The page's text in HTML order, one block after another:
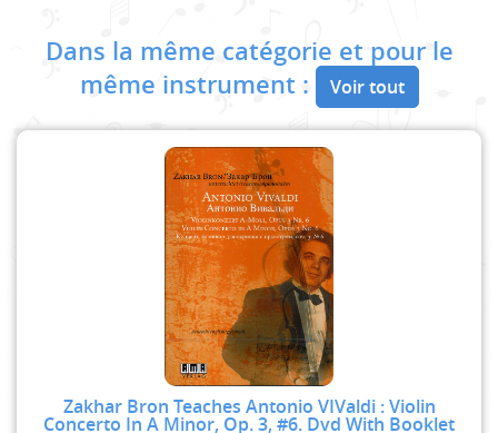
Dans la même catégorie et pour le
même instrument :
Voir tout
Zakhar Bron Teaches Antonio VIValdi : Violin
Concerto In A Minor, Op. 3, #6. Dvd With Booklet